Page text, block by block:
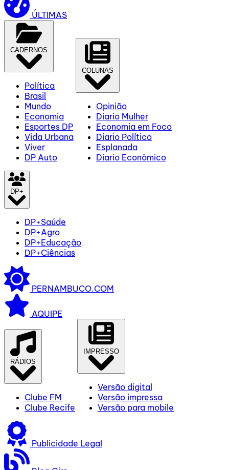
ÚLTIMAS
CADERNOS
Política
Brasil
Mundo
Economia
Esportes DP
Vida Urbana
Viver
DP Auto
COLUNAS
Opinião
Diario Mulher
Economia em Foco
Diario Político
Esplanada
Diario Econômico
DP+
DP+Saúde
DP+Agro
DP+Educação
DP+Ciências
PERNAMBUCO.COM
AQUIPE
RÁDIOS
Clube FM
Clube Recife
IMPRESSO
Versão digital
Versão impressa
Versão para mobile
Publicidade Legal